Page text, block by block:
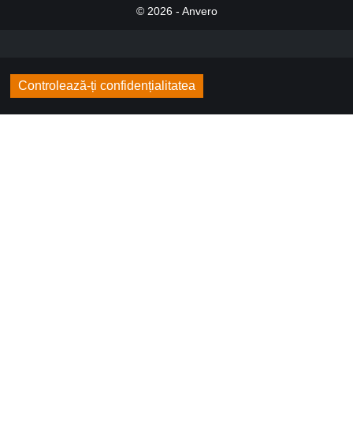
© 2026 - Anvero
Controlează-ți confidențialitatea